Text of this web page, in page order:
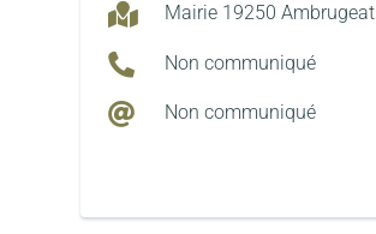
 Mairie 19250 Ambrugeat
 Non communiqué
 Non communiqué